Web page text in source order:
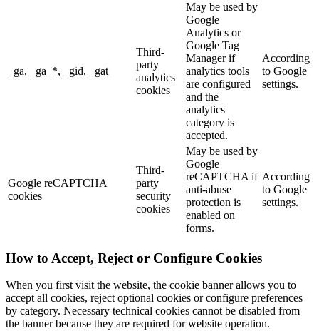
_ga, _ga_*, _gid, _gat
Third-
party
analytics
cookies
May be used by
Google
Analytics or
Google Tag
Manager if
analytics tools
are configured
and the
analytics
category is
accepted.
According
to Google
settings.
Google reCAPTCHA
cookies
Third-
party
security
cookies
May be used by
Google
reCAPTCHA if
anti-abuse
protection is
enabled on
forms.
According
to Google
settings.
How to Accept, Reject or Configure Cookies
When you first visit the website, the cookie banner allows you to
accept all cookies, reject optional cookies or configure preferences
by category. Necessary technical cookies cannot be disabled from
the banner because they are required for website operation.